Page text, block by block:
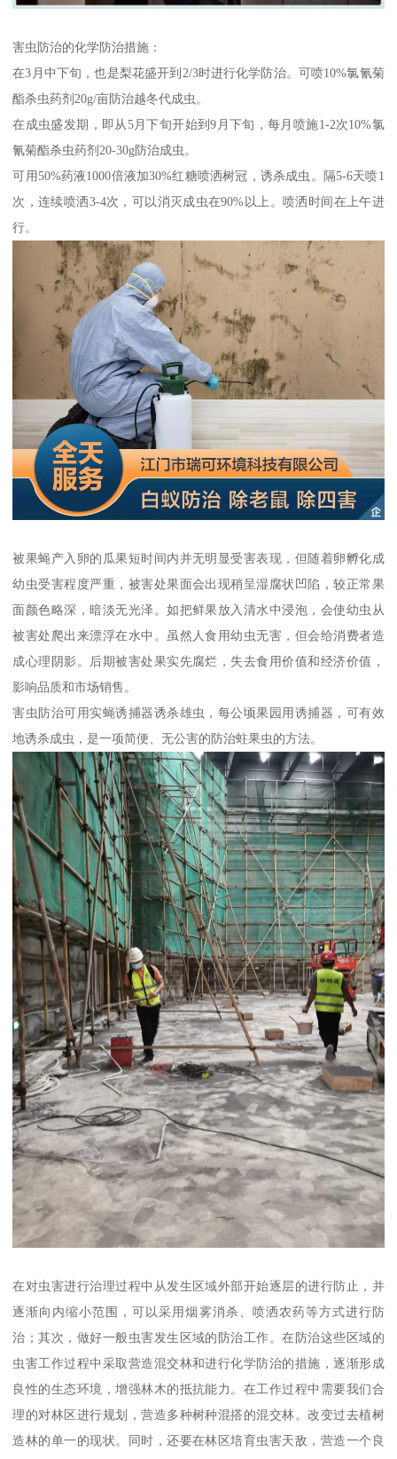
害虫防治的化学防治措施：
在3月中下旬，也是梨花盛开到2/3时进行化学防治。可喷10%氯氰菊
酯杀虫药剂20g/亩防治越冬代成虫。
在成虫盛发期，即从5月下旬开始到9月下旬，每月喷施1-2次10%氯
氰菊酯杀虫药剂20-30g防治成虫。
可用50%药液1000倍液加30%红糖喷洒树冠，诱杀成虫。隔5-6天喷1
次，连续喷洒3-4次，可以消灭成虫在90%以上。喷洒时间在上午进
行。
被果蝇产入卵的瓜果短时间内并无明显受害表现，但随着卵孵化成
幼虫受害程度严重，被害处果面会出现稍呈湿腐状凹陷，较正常果
面颜色略深，暗淡无光泽。如把鲜果放入清水中浸泡，会使幼虫从
被害处爬出来漂浮在水中。虽然人食用幼虫无害，但会给消费者造
成心理阴影。后期被害处果实先腐烂，失去食用价值和经济价值，
影响品质和市场销售。
害虫防治可用实蝇诱捕器诱杀雄虫，每公顷果园用诱捕器，可有效
地诱杀成虫，是一项简便、无公害的防治蛀果虫的方法。
在对虫害进行治理过程中从发生区域外部开始逐层的进行防止，并
逐渐向内缩小范围，可以采用烟雾消杀、喷洒农药等方式进行防
治；其次，做好一般虫害发生区域的防治工作。在防治这些区域的
虫害工作过程中采取营造混交林和进行化学防治的措施，逐渐形成
良性的生态环境，增强林木的抵抗能力。在工作过程中需要我们合
理的对林区进行规划，营造多种树种混搭的混交林。改变过去植树
造林的单一的现状。同时，还要在林区培育虫害天敌，营造一个良